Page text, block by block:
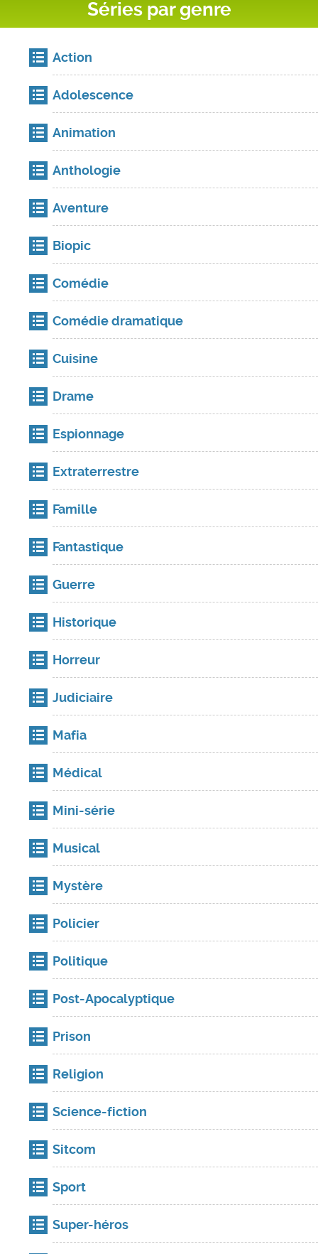
Séries par genre
Action
Adolescence
Animation
Anthologie
Aventure
Biopic
Comédie
Comédie dramatique
Cuisine
Drame
Espionnage
Extraterrestre
Famille
Fantastique
Guerre
Historique
Horreur
Judiciaire
Mafia
Médical
Mini-série
Musical
Mystère
Policier
Politique
Post-Apocalyptique
Prison
Religion
Science-fiction
Sitcom
Sport
Super-héros